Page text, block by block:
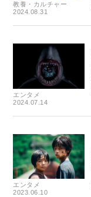
教養・カルチャー
2024.08.31
エンタメ
2024.07.14
エンタメ
2023.06.10